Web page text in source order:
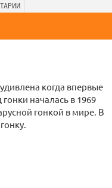
когда впервые
началась в 1969
гонкой в мире. В